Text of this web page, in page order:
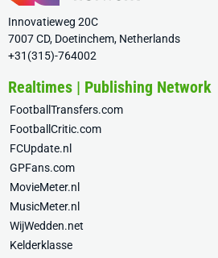
Innovatieweg 20C
7007 CD, Doetinchem, Netherlands
+31(315)-764002
Realtimes | Publishing Network
FootballTransfers.com
FootballCritic.com
FCUpdate.nl
GPFans.com
MovieMeter.nl
MusicMeter.nl
WijWedden.net
Kelderklasse